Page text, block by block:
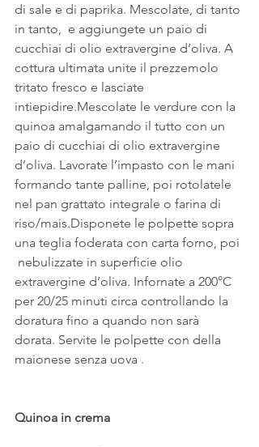
di sale e di paprika. Mescolate, di tanto
in tanto,  e aggiungete un paio di
cucchiai di olio extravergine d’oliva. A
cottura ultimata unite il prezzemolo
tritato fresco e lasciate
intiepidire.Mescolate le verdure con la
quinoa amalgamando il tutto con un
paio di cucchiai di olio extravergine
d’oliva. Lavorate l’impasto con le mani
formando tante palline, poi rotolatele
nel pan grattato integrale o farina di
riso/mais.Disponete le polpette sopra
una teglia foderata con carta forno, poi
nebulizzate in superficie olio
extravergine d’oliva. Infornate a 200°C
per 20/25 minuti circa controllando la
doratura fino a quando non sarà
dorata. Servite le polpette con della
maionese senza uova .
Quinoa in crema